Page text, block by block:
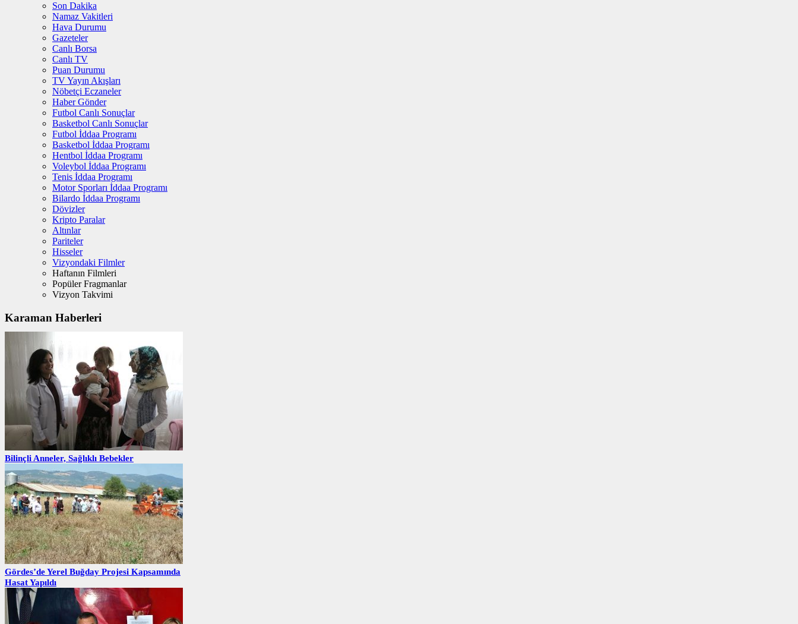
Son Dakika
Namaz Vakitleri
Hava Durumu
Gazeteler
Canlı Borsa
Canlı TV
Puan Durumu
TV Yayın Akışları
Nöbetçi Eczaneler
Haber Gönder
Futbol Canlı Sonuçlar
Basketbol Canlı Sonuçlar
Futbol İddaa Programı
Basketbol İddaa Programı
Hentbol İddaa Programı
Voleybol İddaa Programı
Tenis İddaa Programı
Motor Sporları İddaa Programı
Bilardo İddaa Programı
Dövizler
Kripto Paralar
Altınlar
Pariteler
Hisseler
Vizyondaki Filmler
Haftanın Filmleri
Popüler Fragmanlar
Vizyon Takvimi
Karaman Haberleri
Bilinçli Anneler, Sağlıklı Bebekler
Gördes’de Yerel Buğday Projesi Kapsamında
Hasat Yapıldı